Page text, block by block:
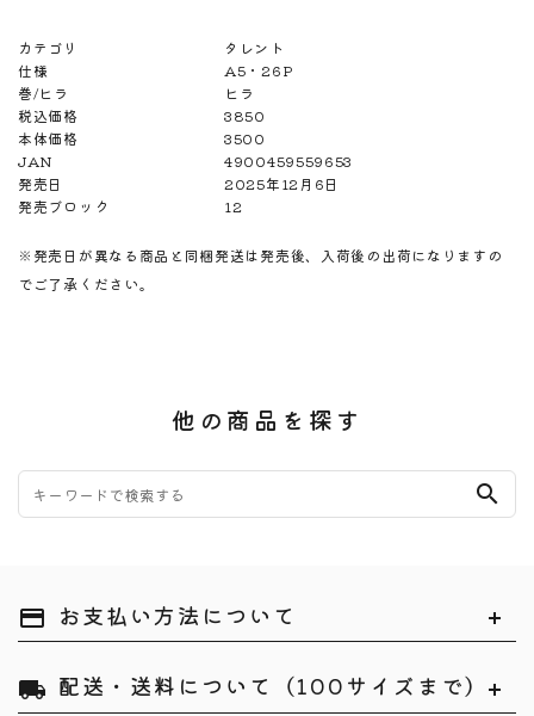
カテゴリ
タレント
仕様
A5・26P
巻/ヒラ
ヒラ
税込価格
3850
本体価格
3500
JAN
4900459559653
発売日
2025年12月6日
発売ブロック
12
※発売日が異なる商品と同梱発送は発売後、入荷後の出荷になりますの
でご了承ください。
他の商品を探す
search
payment お支払い方法について
local_shipping 配送・送料について（100サイズまで）